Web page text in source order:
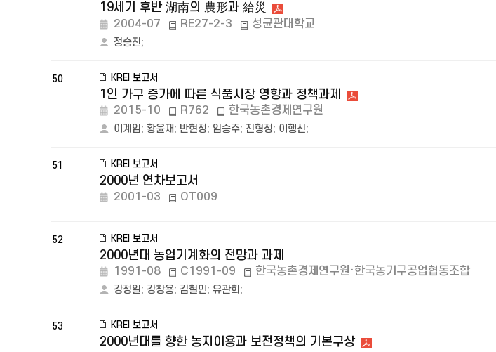
19세기 후반 湖南의 農形과 給災
2004-07 RE27-2-3 성균관대학교
정승진;
50 KREI 보고서
1인 가구 증가에 따른 식품시장 영향과 정책과제
2015-10 R762 한국농촌경제연구원
이계임; 황윤재; 반현정; 임승주; 진형정; 이행신;
51 KREI 보고서
2000년 연차보고서
2001-03 OT009
52 KREI 보고서
2000년대 농업기계화의 전망과 과제
1991-08 C1991-09 한국농촌경제연구원·한국농기구공업협동조합
강정일; 강창용; 김철민; 유관희 ;
53 KREI 보고서
2000년대를 향한 농지이용과 보전정책의 기본구상